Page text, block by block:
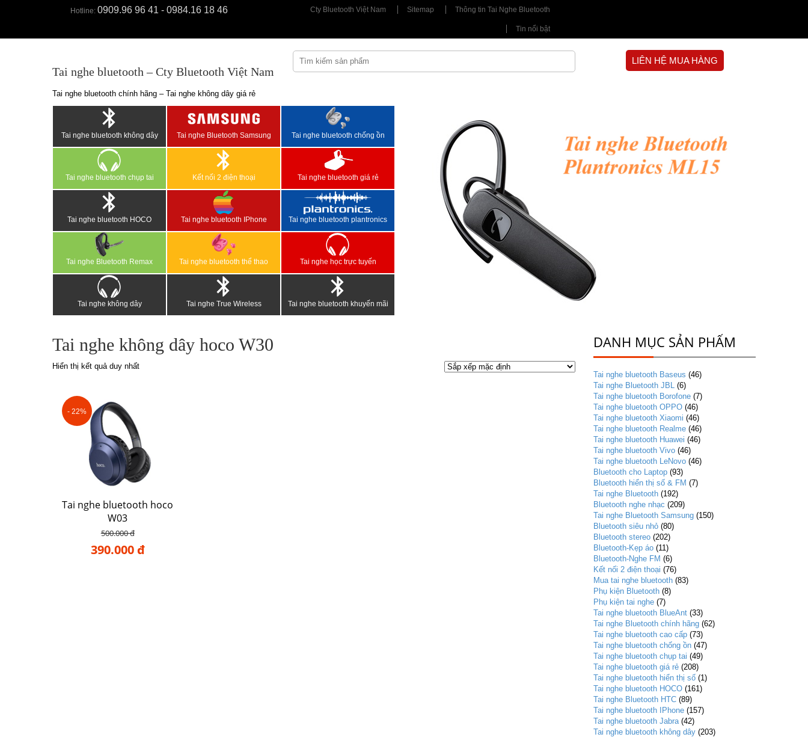
Hotline: 0909.96 96 41 - 0984.16 18 46 Cty Bluetooth Việt Nam Sitemap Thông tin Tai Nghe Bluetooth
Tin nổi bật
Tai nghe bluetooth – Cty Bluetooth Việt Nam
Tai nghe bluetooth chính hãng – Tai nghe không dây giá rẻ
LIÊN HỆ MUA HÀNG
Tai nghe bluetooth không dây Tai nghe Bluetooth Samsung Tai nghe bluetooth chống ồn
Tai nghe bluetooth chụp tai Kết nối 2 điện thoại Tai nghe bluetooth giá rẻ
Tai nghe bluetooth HOCO Tai nghe bluetooth IPhone Tai nghe bluetooth plantronics
Tai nghe Bluetooth Remax Tai nghe bluetooth thể thao Tai nghe học trực tuyến
Tai nghe không dây Tai nghe True Wireless Tai nghe bluetooth khuyến mãi
Tai nghe không dây hoco W30
Hiển thị kết quả duy nhất
- 22%
Tai nghe bluetooth hoco
W03
500.000 đ
390.000 đ
DANH MỤC SẢN PHẨM
Tai nghe bluetooth Baseus (46)
Tai nghe Bluetooth JBL (6)
Tai nghe bluetooth Borofone (7)
Tai nghe bluetooth OPPO (46)
Tai nghe bluetooth Xiaomi (46)
Tai nghe bluetooth Realme (46)
Tai nghe bluetooth Huawei (46)
Tai nghe bluetooth Vivo (46)
Tai nghe bluetooth LeNovo (46)
Bluetooth cho Laptop (93)
Bluetooth hiển thị số & FM (7)
Tai nghe Bluetooth (192)
Bluetooth nghe nhạc (209)
Tai nghe Bluetooth Samsung (150)
Bluetooth siêu nhỏ (80)
Bluetooth stereo (202)
Bluetooth-Kẹp áo (11)
Bluetooth-Nghe FM (6)
Kết nối 2 điện thoại (76)
Mua tai nghe bluetooth (83)
Phụ kiện Bluetooth (8)
Phụ kiện tai nghe (7)
Tai nghe bluetooth BlueAnt (33)
Tai nghe Bluetooth chính hãng (62)
Tai nghe bluetooth cao cấp (73)
Tai nghe bluetooth chống ồn (47)
Tai nghe bluetooth chụp tai (49)
Tai nghe bluetooth giá rẻ (208)
Tai nghe bluetooth hiển thị số (1)
Tai nghe bluetooth HOCO (161)
Tai nghe Bluetooth HTC (89)
Tai nghe bluetooth IPhone (157)
Tai nghe bluetooth Jabra (42)
Tai nghe bluetooth không dây (203)